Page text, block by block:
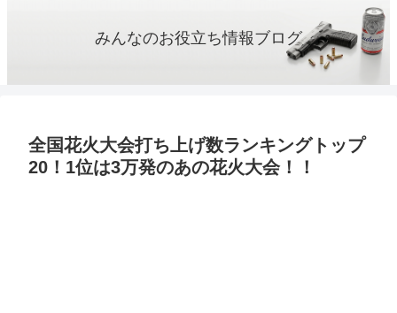
みんなのお役立ち情報ブログ
全国花火大会打ち上げ数ランキングトップ
20！1位は3万発のあの花火大会！！